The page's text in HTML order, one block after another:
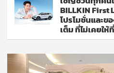
BILLKIN First
โปรโมชั่นและ
เต็ม ที่ไม่เคยใ